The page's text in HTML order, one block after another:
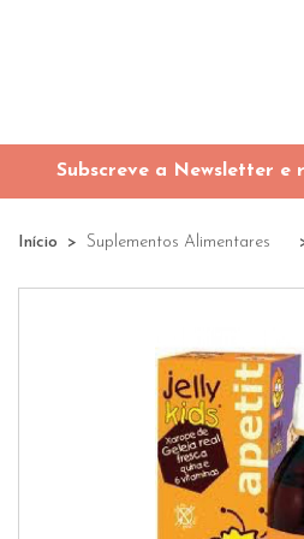
Subscreve a Newsletter e
Início Suplementos Alimentares